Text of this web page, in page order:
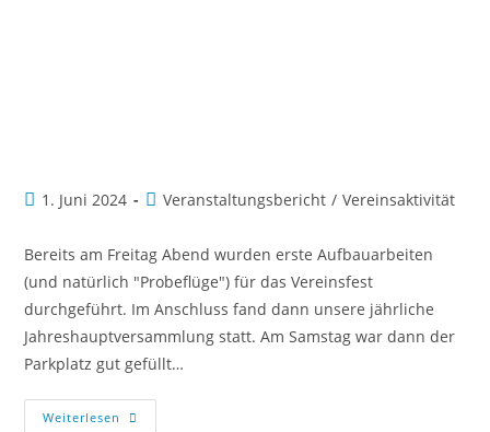
1. Juni 2024 Veranstaltungsbericht / Vereinsaktivität
Bereits am Freitag Abend wurden erste Aufbauarbeiten
(und natürlich "Probeflüge") für das Vereinsfest
durchgeführt. Im Anschluss fand dann unsere jährliche
Jahreshauptversammlung statt. Am Samstag war dann der
Parkplatz gut gefüllt…
Weiterlesen